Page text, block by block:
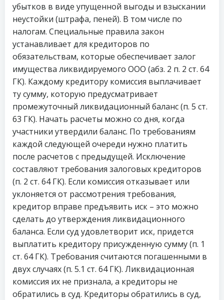
убытков в виде упущенной выгоды и взыскании
неустойки (штрафа, пеней). В том числе по
налогам. Специальные правила закон
устанавливает для кредиторов по
обязательствам, которые обеспечивает залог
имущества ликвидируемого ООО (абз. 2 п. 2 ст. 64
ГК). Каждому кредитору комиссия выплачивает
ту сумму, которую предусматривает
промежуточный ликвидационный баланс (п. 5 ст.
63 ГК). Начать расчеты можно со дня, когда
участники утвердили баланс. По требованиям
каждой следующей очереди нужно платить
после расчетов с предыдущей. Исключение
составляют требования залоговых кредиторов
(п. 2 ст. 64 ГК). Если комиссия отказывает или
уклоняется от рассмотрения требования,
кредитор вправе предъявить иск – это можно
сделать до утверждения ликвидационного
баланса. Если суд удовлетворит иск, придется
выплатить кредитору присужденную сумму (п. 1
ст. 64 ГК). Требования считаются погашенными в
двух случаях (п. 5.1 ст. 64 ГК). Ликвидационная
комиссия их не признала, а кредиторы не
обратились в суд. Кредиторы обратились в суд,